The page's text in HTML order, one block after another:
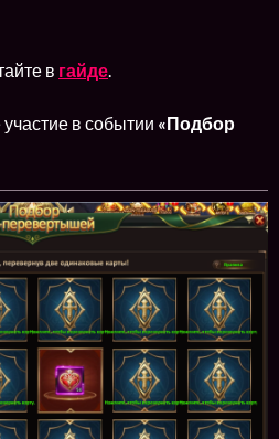
в гайде.
в событии «Подбор